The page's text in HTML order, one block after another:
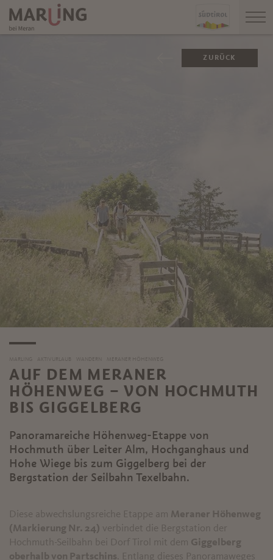
ZURÜCK
MARLING AKTIVURLAUB WANDERN MERANER HÖHENWEG
AUF DEM MERANER
HÖHENWEG – VON HOCHMUTH
BIS GIGGELBERG
Panoramareiche Höhenweg-Etappe von
Hochmuth über Leiter Alm, Hochganghaus und
Hohe Wiege bis zum Giggelberg bei der
Bergstation der Seilbahn Texelbahn.
Diese abwechslungsreiche Etappe am Meraner Höhenweg
(Markierung Nr. 24) verbindet die Bergstation der
Hochmuth-Seilbahn bei Dorf Tirol mit dem Giggelberg
oberhalb von Partschins . Entlang dieses Panoramaweges